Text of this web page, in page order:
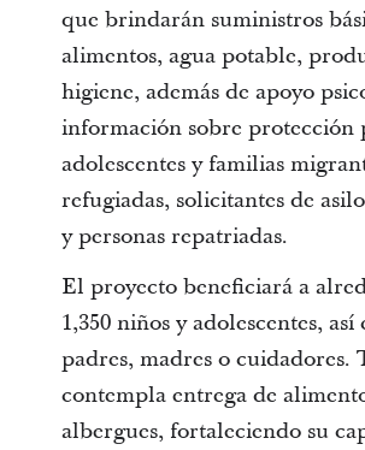
que brindarán suministros
alimentos, agua potable,
higiene, además de apoyo
información sobre protección
adolescentes y familias
refugiadas, solicitantes de
y personas repatriadas.
El proyecto beneficiará a
1,350 niños y adolescentes, así
padres, madres o cuidadores.
contempla entrega de
albergues, fortaleciendo su